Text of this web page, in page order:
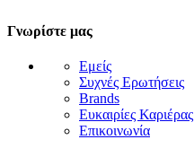
Γνωρίστε μας
Εμείς
Συχνές Ερωτήσεις
Brands
Ευκαιρίες Καριέρας
Επικοινωνία